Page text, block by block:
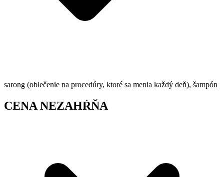
sarong (oblečenie na procedúry, ktoré sa menia každý deň), šampón
CENA NEZAHŔŇA